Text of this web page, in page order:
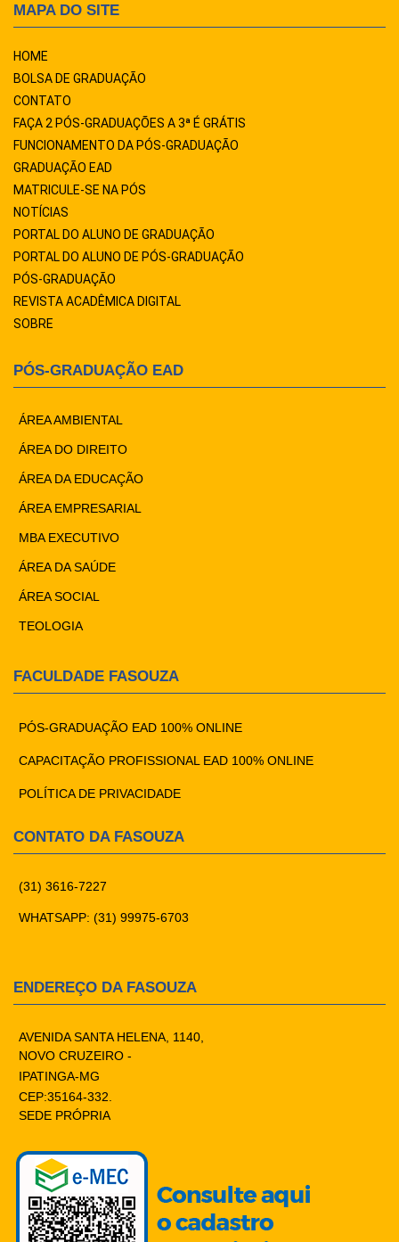
MAPA DO SITE
HOME
BOLSA DE GRADUAÇÃO
CONTATO
FAÇA 2 PÓS-GRADUAÇÕES A 3ª É GRÁTIS
FUNCIONAMENTO DA PÓS-GRADUAÇÃO
GRADUAÇÃO EAD
MATRICULE-SE NA PÓS
NOTÍCIAS
PORTAL DO ALUNO DE GRADUAÇÃO
PORTAL DO ALUNO DE PÓS-GRADUAÇÃO
PÓS-GRADUAÇÃO
REVISTA ACADÊMICA DIGITAL
SOBRE
PÓS-GRADUAÇÃO EAD
ÁREA AMBIENTAL
ÁREA DO DIREITO
ÁREA DA EDUCAÇÃO
ÁREA EMPRESARIAL
MBA EXECUTIVO
ÁREA DA SAÚDE
ÁREA SOCIAL
TEOLOGIA
FACULDADE FASOUZA
PÓS-GRADUAÇÃO EAD 100% ONLINE
CAPACITAÇÃO PROFISSIONAL EAD 100% ONLINE
POLÍTICA DE PRIVACIDADE
CONTATO DA FASOUZA
(31) 3616-7227
WHATSAPP: (31) 99975-6703
ENDEREÇO DA FASOUZA
AVENIDA SANTA HELENA, 1140,
NOVO CRUZEIRO -
IPATINGA-MG
CEP:35164-332.
SEDE PRÓPRIA